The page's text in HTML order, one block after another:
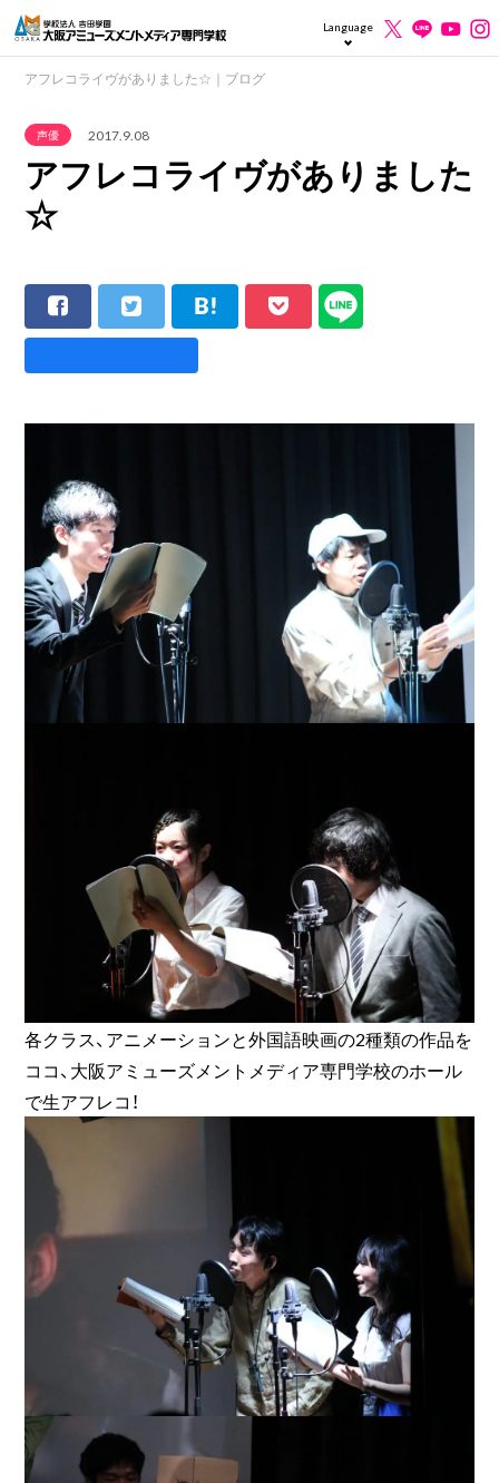
Language
アフレコライヴがありました☆｜ブログ
声優 2017.9.08
アフレコライヴがありました
☆
各クラス、アニメーションと外国語映画の2種類の作品を
ココ、大阪アミューズメントメディア専門学校のホール
で生アフレコ！